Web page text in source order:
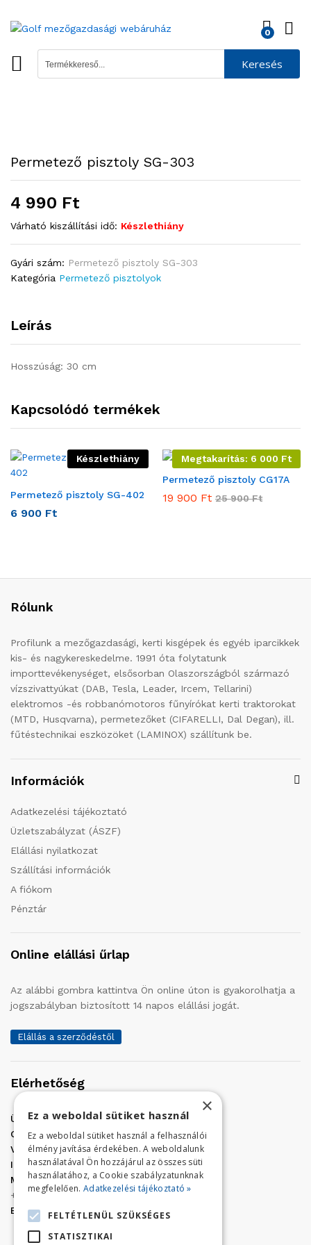
0
Keresés
Permetező pisztoly SG-303
4 990 Ft
Várható kiszállítási idő: Készlethiány
Gyári szám: Permetező pisztoly SG-303
Kategória Permetező pisztolyok
Leírás
Hosszúság: 30 cm
Kapcsolódó termékek
Készlethiány
Permetező pisztoly SG-402
6 900 Ft
Megtakarítás: 6 000 Ft
Permetező pisztoly CG17A
19 900 Ft 25 900Ft
Rólunk
Profilunk a mezőgazdasági, kerti kisgépek és egyéb iparcikkek
kis- és nagykereskedelme. 1991 óta folytatunk
importtevékenységet, elsősorban Olaszországból származó
vízszivattyúkat (DAB, Tesla, Leader, Ircem, Tellarini)
elektromos -és robbanómotoros fűnyírókat kerti traktorokat
(MTD, Husqvarna), permetezőket (CIFARELLI, Dal Degan), ill.
fűtéstechnikai eszközöket (LAMINOX) szállítunk be.
Információk
Adatkezelési tájékoztató
Üzletszabályzat (ÁSZF)
Elállási nyilatkozat
Szállítási információk
A fiókom
Pénztár
Online elállási űrlap
Az alábbi gombra kattintva Ön online úton is gyakorolhatja a
jogszabályban biztosított 14 napos elállási jogát.
Elállás a szerződéstől
Elérhetőség
Üzletünk címe:Szolnok, Vércse út 17.
Golf Center Áruház:06 (56) 423-324
VÁR-Kert Áruház: 06 (56) 429-771
Iroda:06 (56) 421-857
Megrendelés, termék információ:
+36 (70) 938-3356
E-mail:
golfaruhaz@gmail.com
×
Ez a weboldal sütiket használ
Ez a weboldal sütiket használ a felhasználói
élmény javítása érdekében. A weboldalunk
használatával Ön hozzájárul az összes süti
használatához, a Cookie szabályzatunknak
megfelelően. Adatkezelési tájékoztató »
FELTÉTLENÜL SZÜKSÉGES
STATISZTIKAI